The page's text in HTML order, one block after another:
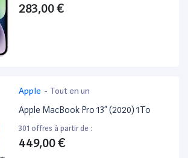
283,00 €
Apple - Tout en un
Apple MacBook Pro 13” (2020) 1To
301 offres à partir de :
449,00 €